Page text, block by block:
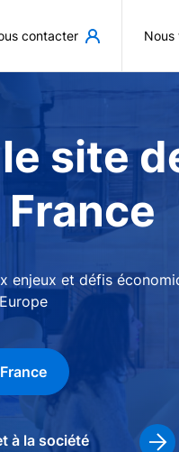
contacter Nous
site
enjeux et défis
à la société